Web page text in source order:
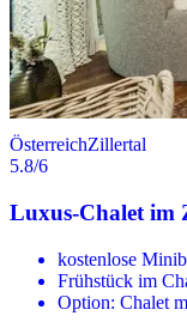
ÖsterreichZillertal
5.8/6
Luxus-Chalet im
kostenlose
Frühstück im
Option: Chalet